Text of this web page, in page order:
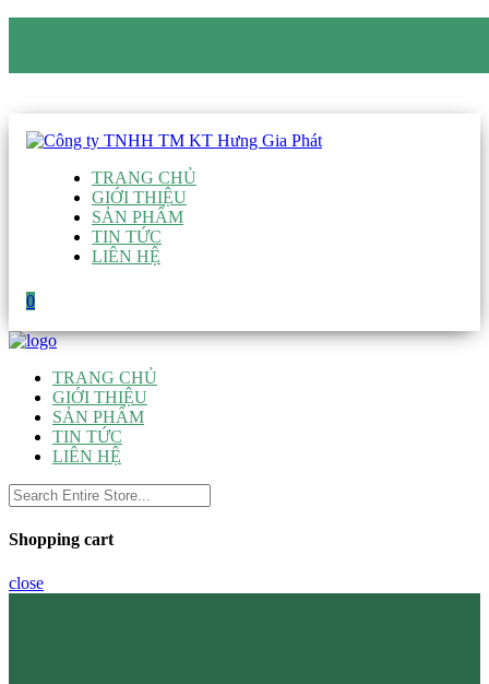
TRANG CHỦ
GIỚI THIỆU
SẢN PHẨM
TIN TỨC
LIÊN HỆ
0
TRANG CHỦ
GIỚI THIỆU
SẢN PHẨM
TIN TỨC
LIÊN HỆ
Shopping cart
close